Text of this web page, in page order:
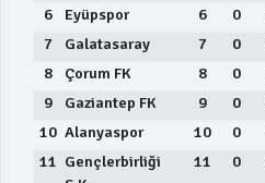
6
Eyüpspor 6 0
7
Galatasaray 7 0
8
Çorum FK 8 0
9
Gaziantep FK 9 0
10 Alanyaspor 10 0
11 Gençlerbirliği
11 0